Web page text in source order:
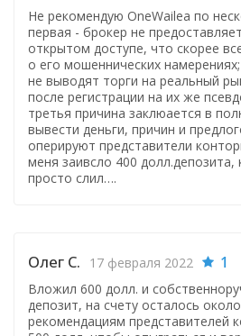
Не рекомендую OneWailea по
первая - брокер не
открытом доступе, что скорее
о его мошеннических
не выводят торги на реальный
после регистрации на их же
третья причина заклюается в
вывести деньги, причин и
оперируют представители
меня заивсло 400 долл.депозита,
просто слил….
Олег С. 17 февраля 2022 1
Вложил 600 долл. и
депозит, на счету осталось
рекомендациям представителей